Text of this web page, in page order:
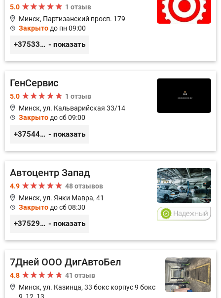
5.0
1 отзыв
Минск, Партизанский просп. 179
Закрыто до пн 09:00
+375336617270 - показать
ГенСервис
5.0
1 отзыв
Минск, ул. Кальварийская 33/14
Закрыто до сб 09:00
+375444649592 - показать
Автоцентр Запад
4.9
48 отзывов
Минск, ул. Янки Мавра, 41
Закрыто до сб 08:30
+375299579797 - показать
7Дней ООО ДигАвтоБел
4.8
41 отзыв
Минск, ул. Казинца, 33 бокс корпус 9 бокс